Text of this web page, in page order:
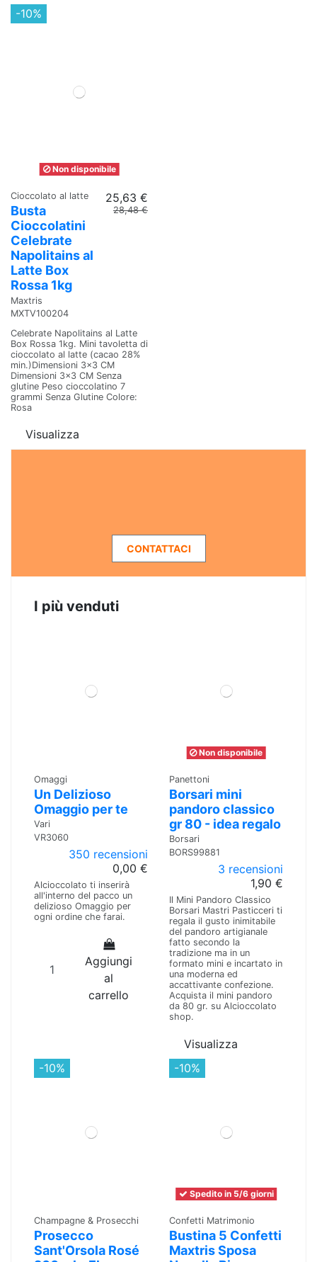
-10%
Non disponibile
Cioccolato al latte
Busta
Cioccolatini
Celebrate
Napolitains al
Latte Box
Rossa 1kg
Maxtris
MXTV100204
25,63 €
28,48 €
Celebrate Napolitains al Latte
Box Rossa 1kg. Mini tavoletta di
cioccolato al latte (cacao 28%
min.)Dimensioni 3x3 CM
Dimensioni 3x3 CM Senza
glutine Peso cioccolatino 7
grammi Senza Glutine Colore:
Rosa
Visualizza
CONTATTACI
I più venduti
Omaggi
Un Delizioso
Omaggio per te
Vari
VR3060
350 recensioni
0,00 €
Alcioccolato ti inserirà
all'interno del pacco un
delizioso Omaggio per
ogni ordine che farai.
Aggiungi
al
carrello
Non disponibile
Panettoni
Borsari mini
pandoro classico
gr 80 - idea regalo
Borsari
BORS99881
3 recensioni
1,90 €
Il Mini Pandoro Classico
Borsari Mastri Pasticceri ti
regala il gusto inimitabile
del pandoro artigianale
fatto secondo la
tradizione ma in un
formato mini e incartato in
una moderna ed
accattivante confezione.
Acquista il mini pandoro
da 80 gr. su Alcioccolato
shop.
Visualizza
-10%
Champagne & Prosecchi
Prosecco
Sant'Orsola Rosé
-10%
Spedito in 5/6 giorni
Confetti Matrimonio
Bustina 5 Confetti
Maxtris Sposa